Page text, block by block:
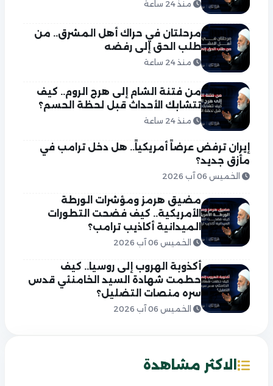
منذ 24 ساعة
مرحلتان في حراك أهل المشرق.. من
طلب الحق إلى رفضه
منذ 24 ساعة
من فتنة الشام إلى هرج الروم.. كيف
تتشابك الأحداث قبل لحظة الحسم؟
منذ 24 ساعة
إيران ترفض عرضاً أمريكياً.. هل دخل ترامب في
مأزق جديد؟
الخميس 06 آب 2026
مضيق هرمز ومؤشرات الورطة
الأمريكية.. كيف فضحت التطورات
الميدانية أكاذيب ترامب؟
الخميس 06 آب 2026
أكذوبة الهروب إلى روسيا.. كيف
حطمت شهادة السيد الخامنئي قدس
سره منصات التضليل؟
الخميس 06 آب 2026
الاكثر مشاهدة